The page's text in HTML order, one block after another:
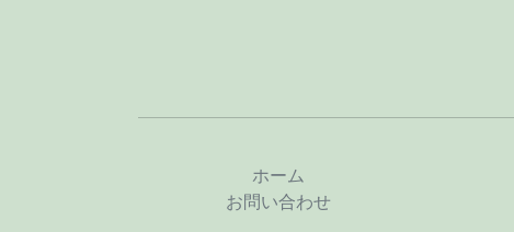
ホーム
お問い合わせ